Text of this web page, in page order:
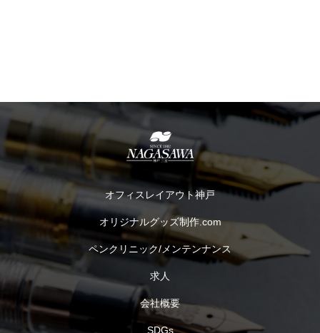
オフィスレイアウト神戸
オリジナルグッズ制作.com
ペンクリニック/メンテンナンス
求人
会社概要
SDGs